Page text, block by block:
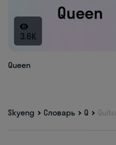
3.6K
Queen
Skyeng Словарь Q Quito